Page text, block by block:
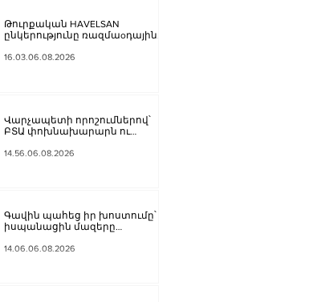
Թուրքական HAVELSAN
ընկերությունը ռազմաoդային
կառավարման համակարգ է
16.03.06.08.2026
Վարչապետի որոշումներով՝
ԲՏԱ փոխնախարարն ու
փոխնախագահն ազատվել են
14.56.06.08.2026
Գավին պահեց իր խոստումը՝
իսպանացին մազերը
14.06.06.08.2026